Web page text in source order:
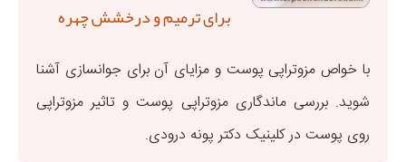
برای ترمیم و درخشش چهره
با خواص مزوتراپی پوست و مزایای آن برای جوانسازی آشنا
شوید. بررسی ماندگاری مزوتراپی پوست و تاثیر مزوتراپی
روی پوست در کلینیک دکتر پونه درودی.